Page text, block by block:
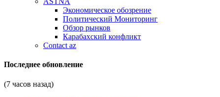
Экономическое обозрение
Политический Мониторинг
Обзор рынков
Карабахский конфликт
Contact az
Последнее обновление
(7 часов назад)